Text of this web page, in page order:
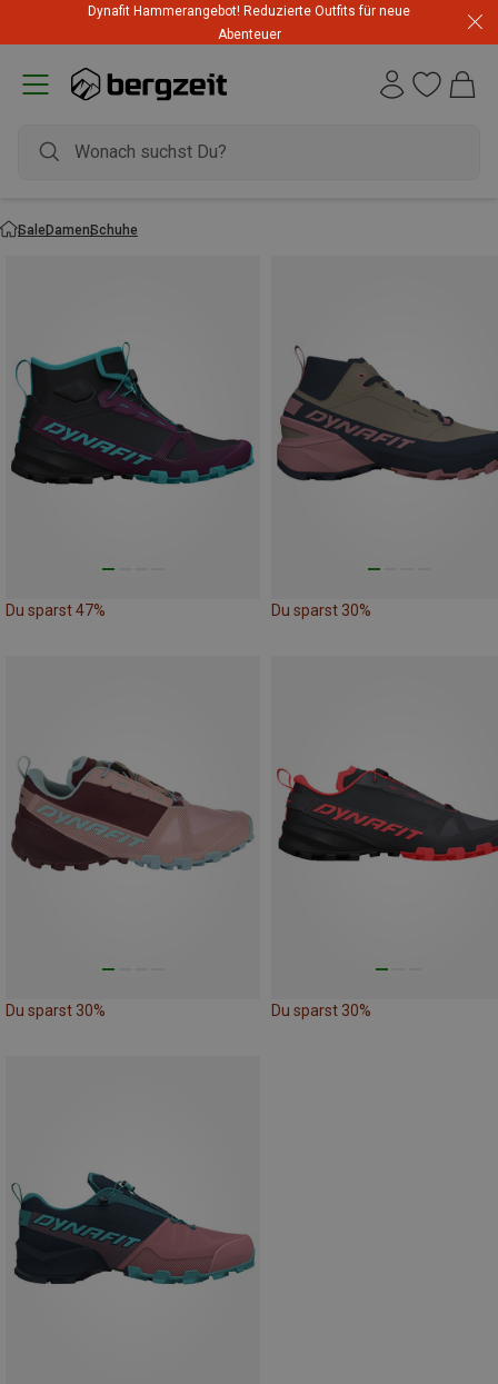
Dynafit Hammerangebot! Reduzierte Outfits für neue
Abenteuer
SaleDamenSchuhe
Du sparst 47% Du sparst 30%
Du sparst 30% Du sparst 30%